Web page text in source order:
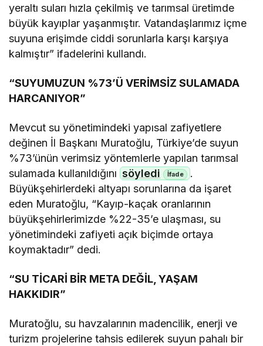
yeraltı suları hızla çekilmiş ve tarımsal üretimde
büyük kayıplar yaşanmıştır. Vatandaşlarımız içme
suyuna erişimde ciddi sorunlarla karşı karşıya
kalmıştır” ifadelerini kullandı.
“SUYUMUZUN %73’Ü VERİMSİZ SULAMADA
HARCANIYOR”
Mevcut su yönetimindeki yapısal zafiyetlere
değinen İl Başkanı Muratoğlu, Türkiye’de suyun
%73’ünün verimsiz yöntemlerle yapılan tarımsal
sulamada kullanıldığını söyledi
.
Büyükşehirlerdeki altyapı sorunlarına da işaret
eden Muratoğlu, “Kayıp-kaçak oranlarının
büyükşehirlerimizde %22-35’e ulaşması, su
yönetimindeki zafiyeti açık biçimde ortaya
koymaktadır” dedi.
“SU TİCARİ BİR META DEĞİL, YAŞAM
HAKKIDIR”
Muratoğlu, su havzalarının madencilik, enerji ve
turizm projelerine tahsis edilerek suyun pahalı bir